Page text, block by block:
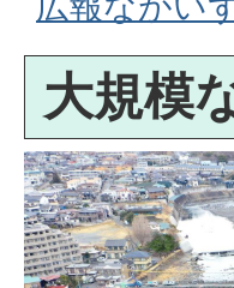
大規模